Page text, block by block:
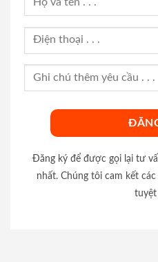
Đăng ký để được gọi lại tư
nhất. Chúng tôi cam kết
tuyệt